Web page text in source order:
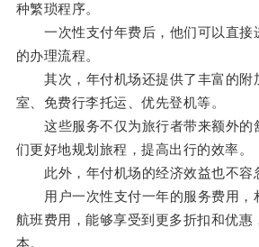
种繁琐程序。
一次性支付年费后，他们可以直接
的办理流程。
其次，年付机场还提供了丰富的附
室、免费行李托运、优先登机等。
这些服务不仅为旅行者带来额外的
们更好地规划旅程，提高出行的效率。
此外，年付机场的经济效益也不容
用户一次性支付一年的服务费用，
航班费用，能够享受到更多折扣和优惠
本。